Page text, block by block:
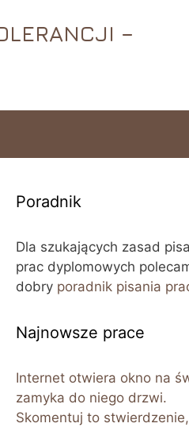
–
Poradnik
Dla szukających zasad
prac dyplomowych
dobry poradnik pisania
Najnowsze prace
Internet otwiera okno na
zamyka do niego drzwi.
Skomentuj to stwierdzenie,